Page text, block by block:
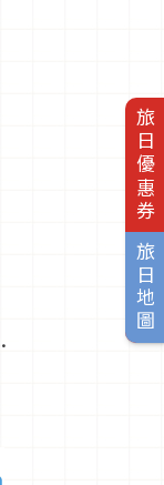
旅日優惠券
旅日地圖